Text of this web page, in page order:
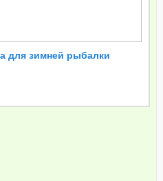
для зимней рыбалки